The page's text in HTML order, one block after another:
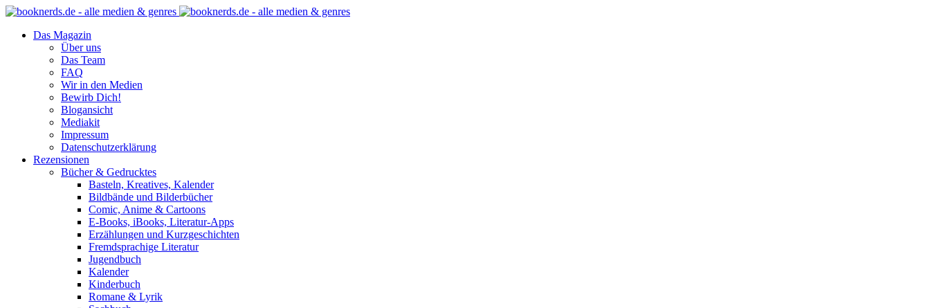
Das Magazin
Über uns
Das Team
FAQ
Wir in den Medien
Bewirb Dich!
Blogansicht
Mediakit
Impressum
Datenschutzerklärung
Rezensionen
Bücher & Gedrucktes
Basteln, Kreatives, Kalender
Bildbände und Bilderbücher
Comic, Anime & Cartoons
E-Books, iBooks, Literatur-Apps
Erzählungen und Kurzgeschichten
Fremdsprachige Literatur
Jugendbuch
Kalender
Kinderbuch
Romane & Lyrik